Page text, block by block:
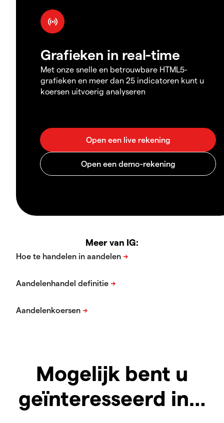
Grafieken in real-time
Met onze snelle en betrouwbare HTML5-
grafieken en meer dan 25 indicatoren kunt u
koersen uitvoerig analyseren
Meer van IG:
Mogelijk bent u
geïnteresseerd in…